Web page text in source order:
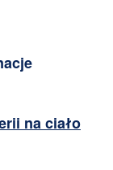
na ciało